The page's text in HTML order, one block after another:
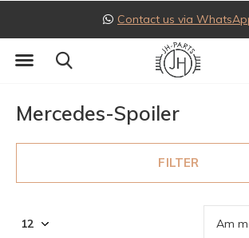
Follow us on Instagram
Mercedes-Spoiler
FILTER